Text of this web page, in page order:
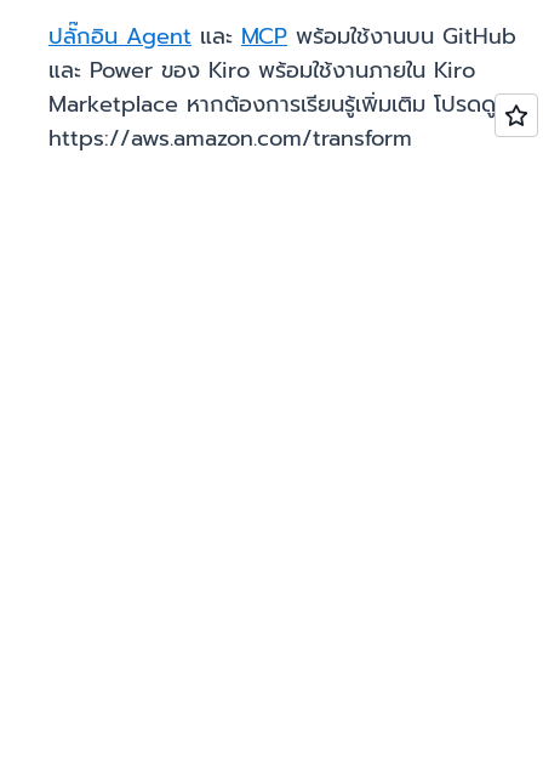
ปลั๊กอิน Agent และ MCP พร้อมใช้งานบน GitHub
และ Power ของ Kiro พร้อมใช้งานภายใน Kiro
Marketplace หากต้องการเรียนรู้เพิ่มเติม โปรดดู
https://aws.amazon.com/transform